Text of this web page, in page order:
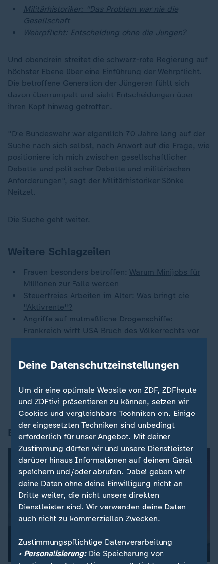
Militärhistoriker: "Das Problem war nie die
Gesellschaft
Wehrpflicht: Entscheidung ohne die Jungen?
Und obendrein streitet die schwarz-rote Regierung auf
höchster Ebene über eine Einführung der Wehrpflicht.
Die betroffene Generation der Jüngeren fühlt sich
davon überrumpelt und sieht Entscheidungen über
ihren Kopf hinweg getroffen.
"Die Bundeswehr war eigentlich 70 Jahre lang auf der
Suche nach sich selbst, nach Anwort auf die Frage, wie
positioniere ich mich zwischen gesellschaftlicher
Debatte und politischer Debatte und militärischen
Anforderungen", sagt der Militärhistoriker Sönke
Neitzel.
Die Suche geht weiter.
Weitere Schlagzeilen
Frauen besonders betroffen: Warum Minijobs für
Millionen zur Falle werden
Steuerfreies Arbeiten im Alter: Was bringt die
"Aktivrente"?
Angriffe auf mutmaßliche Drogenschiffe:
Frankreich wirft USA Bruch des Völkerrechts vor
In fast allen Bundesländern:Zahl der
Infineon-Chef:So ließen sich Chip-Engpässe
verhindern
Bild des Tages
Deine Datenschutzeinstellungen
Um dir eine optimale Website von ZDF, ZDFheute
und ZDFtivi präsentieren zu können, setzen wir
Cookies und vergleichbare Techniken ein. Einige
der eingesetzten Techniken sind unbedingt
erforderlich für unser Angebot. Mit deiner
Zustimmung dürfen wir und unsere Dienstleister
darüber hinaus Informationen auf deinem Gerät
speichern und/oder abrufen. Dabei geben wir
deine Daten ohne deine Einwilligung nicht an
Dritte weiter, die nicht unsere direkten
Dienstleister sind. Wir verwenden deine Daten
auch nicht zu kommerziellen Zwecken.
Zustimmungspflichtige Datenverarbeitung
• Personalisierung:Die Speicherung von